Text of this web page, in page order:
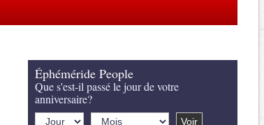
Éphéméride People
Que s'est-il passé le jour de votre
anniversaire?